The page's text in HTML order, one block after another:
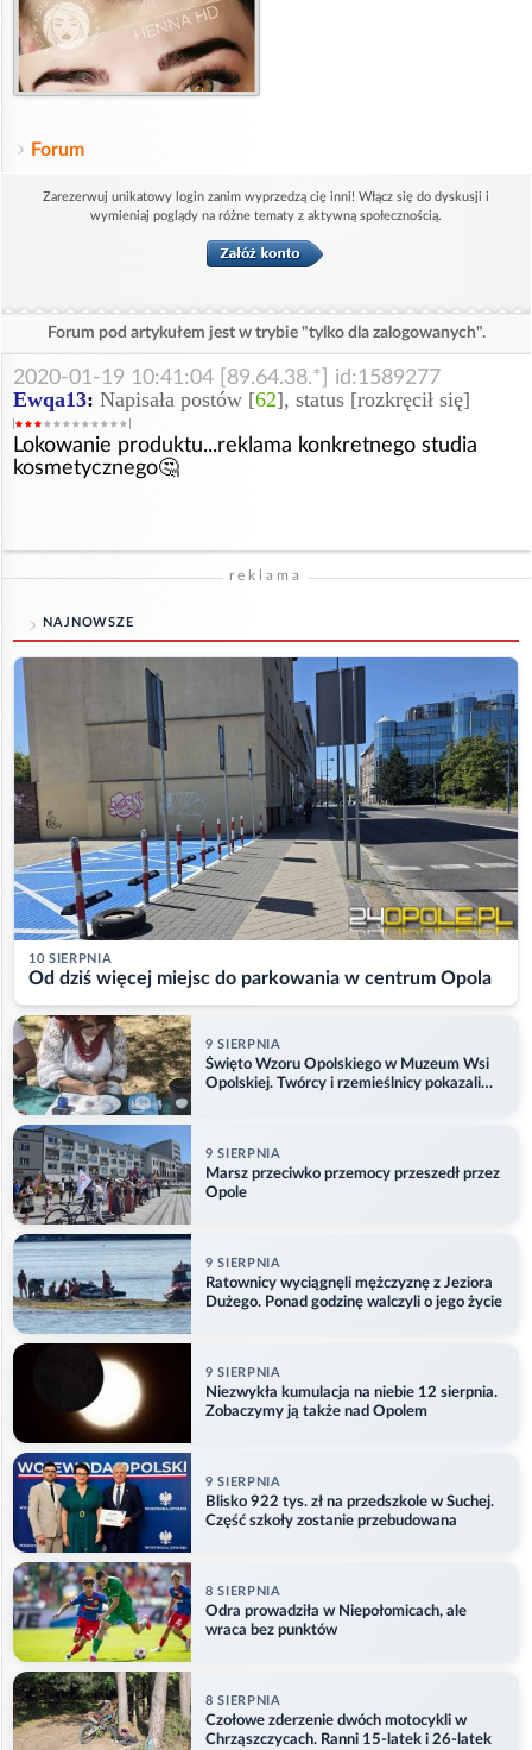
Forum
Zarezerwuj unikatowy login zanim wyprzedzą cię inni! Włącz się do dyskusji i
wymieniaj poglądy na różne tematy z aktywną społecznością.
Forum pod artykułem jest w trybie "tylko dla zalogowanych".
2020-01-19 10:41:04 [89.64.38.*] id:1589277
Ewqa13: Napisała postów [62], status [rozkręcił się]
Lokowanie produktu...reklama konkretnego studia
kosmetycznego🤔
reklama
NAJNOWSZE
10 SIERPNIA
Od dziś więcej miejsc do parkowania w centrum Opola
9 SIERPNIA
Święto Wzoru Opolskiego w Muzeum Wsi
Opolskiej. Twórcy i rzemieślnicy pokazali
9 SIERPNIA
Marsz przeciwko przemocy przeszedł przez
Opole
9 SIERPNIA
Ratownicy wyciągnęli mężczyznę z Jeziora
Dużego. Ponad godzinę walczyli o jego życie
9 SIERPNIA
Niezwykła kumulacja na niebie 12 sierpnia.
Zobaczymy ją także nad Opolem
9 SIERPNIA
Blisko 922 tys. zł na przedszkole w Suchej.
Część szkoły zostanie przebudowana
8 SIERPNIA
Odra prowadziła w Niepołomicach, ale
wraca bez punktów
8 SIERPNIA
Czołowe zderzenie dwóch motocykli w
Chrząszczycach. Ranni 15-latek i 26-latek